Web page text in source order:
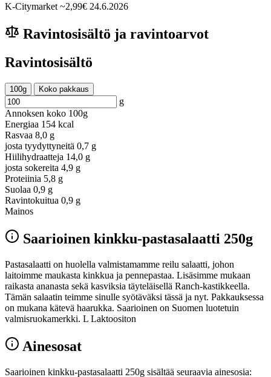
K-Citymarket ~2,99€ 24.6.2026
Ravintosisältö ja ravintoarvot
Ravintosisältö
100g Koko pakkaus
g
Annoksen koko 100g
Energiaa 154 kcal
Rasvaa 8,0 g
josta tyydyttyneitä 0,7 g
Hiilihydraatteja 14,0 g
josta sokereita 4,9 g
Proteiinia 5,8 g
Suolaa 0,9 g
Ravintokuitua 0,9 g
Mainos
Saarioinen kinkku-pastasalaatti 250g
Pastasalaatti on huolella valmistamamme reilu salaatti, johon
laitoimme maukasta kinkkua ja pennepastaa. Lisäsimme mukaan
raikasta ananasta sekä kasviksia täyteläisellä Ranch-kastikkeella.
Tämän salaatin teimme sinulle syötäväksi tässä ja nyt. Pakkauksessa
on mukana kätevä haarukka. Saarioinen on Suomen luotetuin
valmisruokamerkki. L Laktoositon
Ainesosat
Saarioinen kinkku-pastasalaatti 250g sisältää seuraavia ainesosia: